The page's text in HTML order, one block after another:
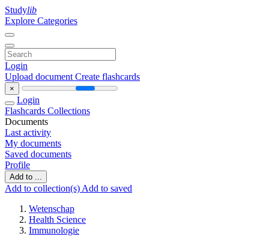
Studylib
Explore Categories
Login
Upload document Create flashcards
×
Login
Flashcards Collections
Documents
Last activity
My documents
Saved documents
Profile
Add to ...
Add to collection(s) Add to saved
Wetenschap
Health Science
Immunologie